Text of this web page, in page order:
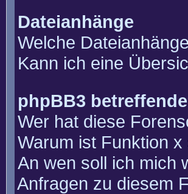
Dateianhänge
Welche
Kann ich eine
phpBB3
Wer hat diese
Warum ist Funktion
An wen soll ich mich
Anfragen zu diesem